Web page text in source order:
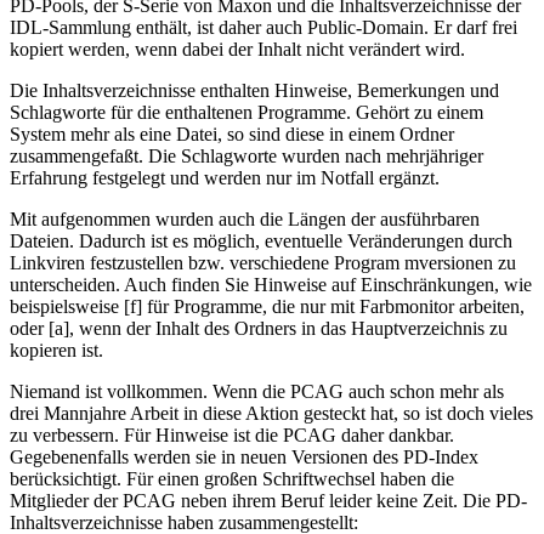
PD-Pools, der S-Serie von Maxon und die Inhaltsverzeichnisse der
IDL-Sammlung enthält, ist daher auch Public-Domain. Er darf frei
kopiert werden, wenn dabei der Inhalt nicht verändert wird.
Die Inhaltsverzeichnisse enthalten Hinweise, Bemerkungen und
Schlagworte für die enthaltenen Programme. Gehört zu einem
System mehr als eine Datei, so sind diese in einem Ordner
zusammengefaßt. Die Schlagworte wurden nach mehrjähriger
Erfahrung festgelegt und werden nur im Notfall ergänzt.
Mit aufgenommen wurden auch die Längen der ausführbaren
Dateien. Dadurch ist es möglich, eventuelle Veränderungen durch
Linkviren festzustellen bzw. verschiedene Program mversionen zu
unterscheiden. Auch finden Sie Hinweise auf Einschränkungen, wie
beispielsweise [f] für Programme, die nur mit Farbmonitor arbeiten,
oder [a], wenn der Inhalt des Ordners in das Hauptverzeichnis zu
kopieren ist.
Niemand ist vollkommen. Wenn die PCAG auch schon mehr als
drei Mannjahre Arbeit in diese Aktion gesteckt hat, so ist doch vieles
zu verbessern. Für Hinweise ist die PCAG daher dankbar.
Gegebenenfalls werden sie in neuen Versionen des PD-Index
berücksichtigt. Für einen großen Schriftwechsel haben die
Mitglieder der PCAG neben ihrem Beruf leider keine Zeit. Die PD-
Inhaltsverzeichnisse haben zusammengestellt: